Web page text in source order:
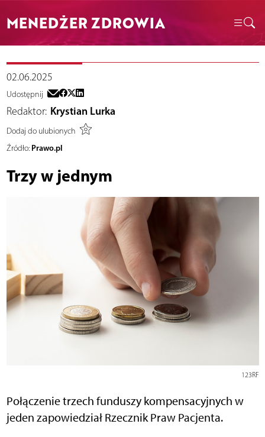
MENEDŻER ZDROWIA
02.06.2025
Udostępnij
Redaktor: Krystian Lurka
Dodaj do ulubionych
Źródło: Prawo.pl
Trzy w jednym
123RF
Połączenie trzech funduszy kompensacyjnych w
jeden zapowiedział Rzecznik Praw Pacjenta.